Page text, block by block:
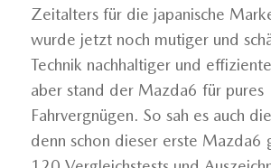
Zeitalters für die japanische
wurde jetzt noch mutiger und
Technik nachhaltiger und
aber stand der Mazda6 für pures
Fahrvergnügen. So sah es auch
denn schon dieser erste Mazda6